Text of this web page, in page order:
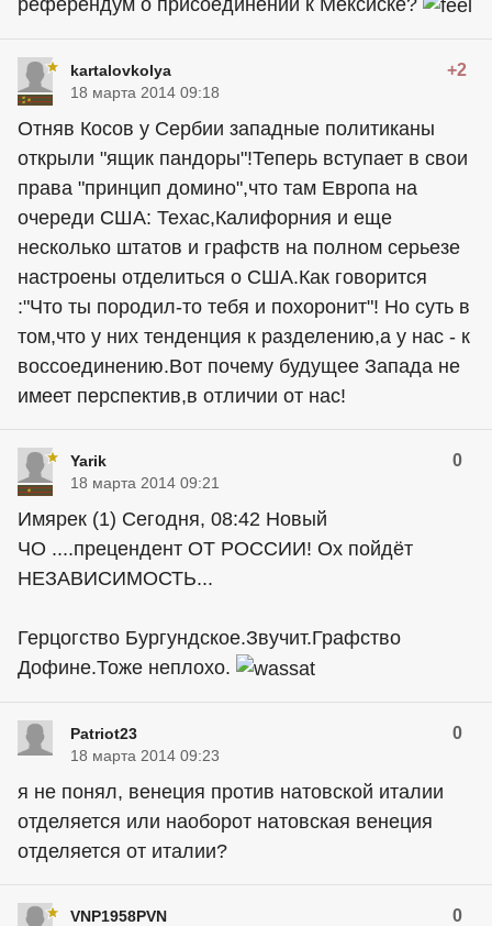
референдум о присоединении к Мексиске?
kartalovkolya +2
18 марта 2014 09:18
Отняв Косов у Сербии западные политиканы
открыли "ящик пандоры"!Теперь вступает в свои
права "принцип домино",что там Европа на
очереди США: Техас,Калифорния и еще
несколько штатов и графств на полном серьезе
настроены отделиться о США.Как говорится
:"Что ты породил-то тебя и похоронит"! Но суть в
том,что у них тенденция к разделению,а у нас - к
воссоединению.Вот почему будущее Запада не
имеет перспектив,в отличии от нас!
Yarik 0
18 марта 2014 09:21
Имярек (1) Сегодня, 08:42 Новый
ЧО ....прецендент ОТ РОССИИ! Ох пойдёт
НЕЗАВИСИМОСТЬ...
Герцогство Бургундское.Звучит.Графство
Дофине.Тоже неплохо.
Patriot23 0
18 марта 2014 09:23
я не понял, венеция против натовской италии
отделяется или наоборот натовская венеция
отделяется от италии?
VNP1958PVN 0